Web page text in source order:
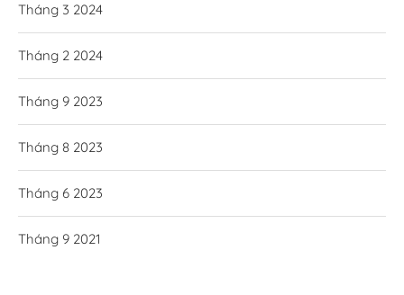
Tháng 3 2024
Tháng 2 2024
Tháng 9 2023
Tháng 8 2023
Tháng 6 2023
Tháng 9 2021